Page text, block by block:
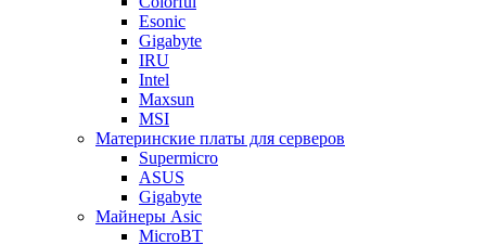
Esonic
Gigabyte
IRU
Intel
Maxsun
MSI
Материнские платы для серверов
Supermicro
ASUS
Gigabyte
Майнеры Asic
MicroBT